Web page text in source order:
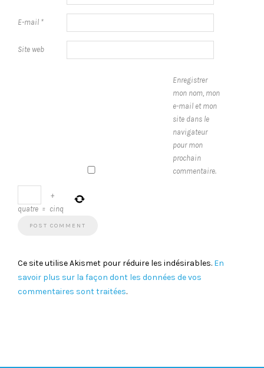
E-mail *
Site web
Enregistrer
mon nom, mon
e-mail et mon
site dans le
navigateur
pour mon
prochain
commentaire.
+
quatre = cinq
Ce site utilise Akismet pour réduire les indésirables. En
savoir plus sur la façon dont les données de vos
commentaires sont traitées.